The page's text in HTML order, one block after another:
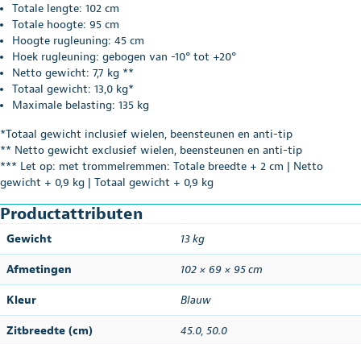
Totale lengte: 102 cm
Totale hoogte: 95 cm
Hoogte rugleuning: 45 cm
Hoek rugleuning: gebogen van -10° tot +20°
Netto gewicht: 7,7 kg **
Totaal gewicht: 13,0 kg*
Maximale belasting: 135 kg
*Totaal gewicht inclusief wielen, beensteunen en anti-tip
** Netto gewicht exclusief wielen, beensteunen en anti-tip
*** Let op: met trommelremmen: Totale breedte + 2 cm | Netto
gewicht + 0,9 kg | Totaal gewicht + 0,9 kg
Productattributen
Gewicht 13 kg
Afmetingen 102 × 69 × 95 cm
Kleur Blauw
Zitbreedte (cm) 45.0, 50.0